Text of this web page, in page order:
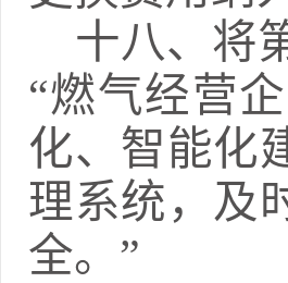
十八、 将
“燃气经营
化、智能化
理系统，及
全。”